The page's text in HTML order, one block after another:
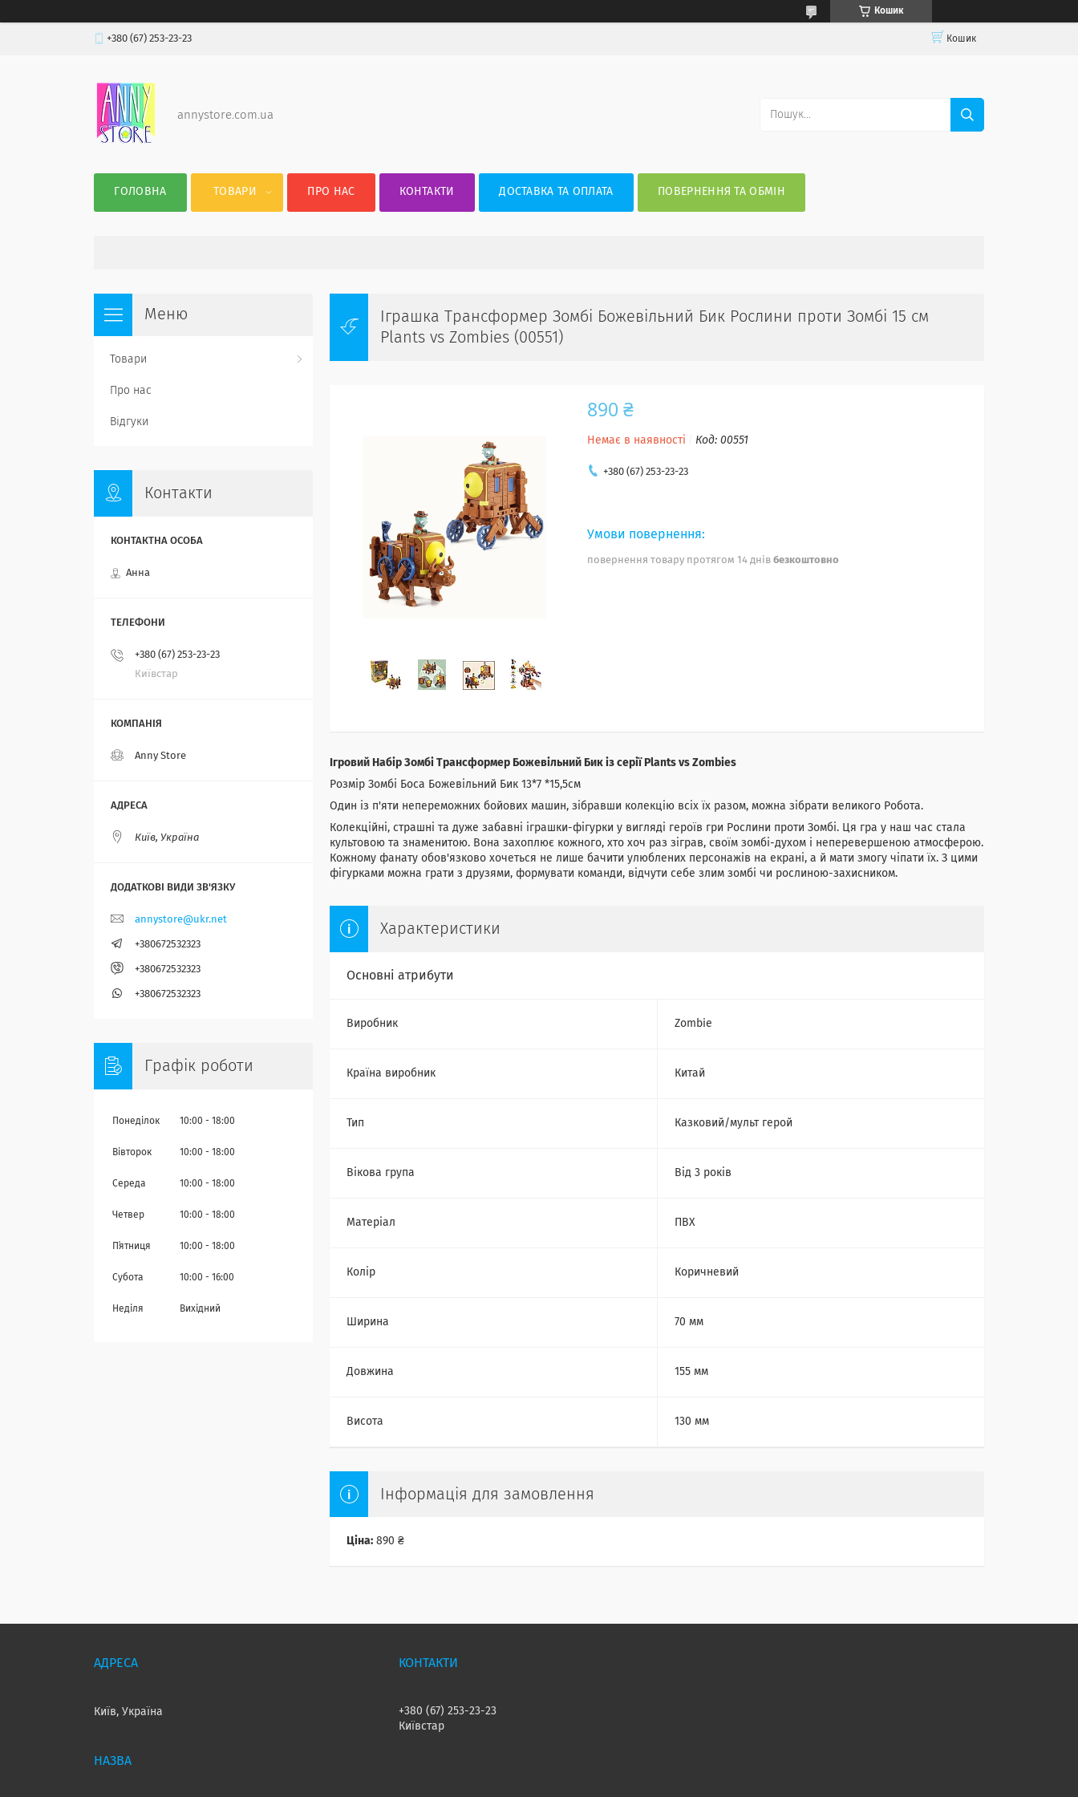
Кошик
+380 (67) 253-23-23 Кошик
annystore.com.ua
ГОЛОВНА ТОВАРИ ПРО НАС КОНТАКТИ ДОСТАВКА ТА ОПЛАТА ПОВЕРНЕННЯ ТА ОБМІН
Іграшка Трансформер Зомбі Божевільний Бик Рослини проти Зомбі 15 см
Plants vs Zombies (00551)
890 ₴
Немає в наявності Код: 00551
+380 (67) 253-23-23
повернення товару протягом 14 днів безкоштовно
Ігровий Набір Зомбі Трансформер Божевільний Бик із серії Plants vs Zombies
​Розмір Зомбі Боса Божевільний Бик 13*7 *15,5см
Один із п'яти непереможних бойових машин, зібравши колекцію всіх їх разом, можна зібрати великого Робота.
Колекційні, страшні та дуже забавні іграшки-фігурки у вигляді героїв гри Рослини проти Зомбі. Ця гра у наш час стала
культовою та знаменитою. Вона захоплює кожного, хто хоч раз зіграв, своїм зомбі-духом і неперевершеною атмосферою.
Кожному фанату обов'язково хочеться не лише бачити улюблених персонажів на екрані, а й мати змогу чіпати їх. З цими
фігурками можна грати з друзями, формувати команди, відчути себе злим зомбі чи рослиною-захисником.
Характеристики
Основні атрибути
Виробник Zombie
Країна виробник Китай
Тип Казковий/мульт герой
Вікова група Від 3 років
Матеріал ПВХ
Колір Коричневий
Ширина 70 мм
Довжина 155 мм
Висота 130 мм
Інформація для замовлення
Ціна: 890 ₴
Товари
Про нас
Відгуки
Контакти
Анна
+380 (67) 253-23-23
Київстар
Anny Store
Київ, Україна
annystore@ukr.net
+380672532323
+380672532323
+380672532323
Графік роботи
Понеділок 10:00 18:00
Вівторок 10:00 18:00
Середа 10:00 18:00
Четвер 10:00 18:00
Пʼятниця 10:00 18:00
Субота 10:00 16:00
Неділя Вихідний
Київ, Україна
+380 (67) 253-23-23
Київстар